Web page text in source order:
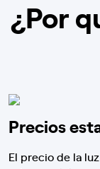
¿Por
Precios
El precio de la